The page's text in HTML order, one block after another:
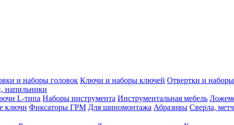
и наборы головок Ключи и наборы ключей Отвертки и
напильники
L-типа Наборы инструмента Инструментальная мебель
ключи Фиксаторы ГРМ Для шиномонтажа Абразивы Сверла,